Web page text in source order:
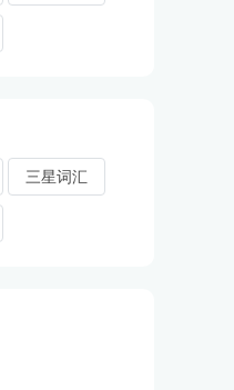
三星词汇